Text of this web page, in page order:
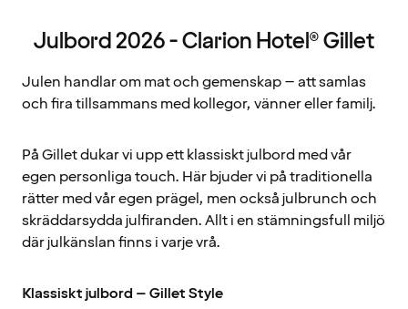
Julbord 2026 - Clarion Hotel® Gillet
Julen handlar om mat och gemenskap – att samlas
och fira tillsammans med kollegor, vänner eller familj.
På Gillet dukar vi upp ett klassiskt julbord med vår
egen personliga touch. Här bjuder vi på traditionella
rätter med vår egen prägel, men också julbrunch och
skräddarsydda julfiranden. Allt i en stämningsfull miljö
där julkänslan finns i varje vrå.
Klassiskt julbord – Gillet Style